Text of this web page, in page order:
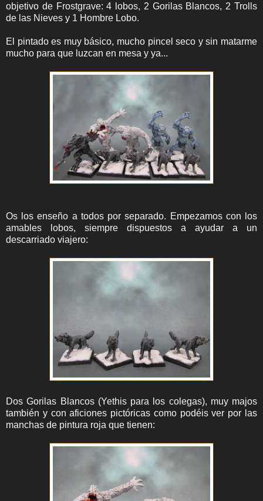
objetivo de Frostgrave: 4 lobos, 2 Gorilas Blancos, 2 Trolls
de las Nieves y 1 Hombre Lobo.
El pintado es muy básico, mucho pincel seco y sin matarme
mucho para que luzcan en mesa y ya...
Os los enseño a todos por separado. Empezamos con los
amables lobos, siempre dispuestos a ayudar a un
descarriado viajero:
Dos Gorilas Blancos (Yethis para los colegas), muy majos
también y con aficiones pictóricas como podéis ver por las
manchas de pintura roja que tienen: